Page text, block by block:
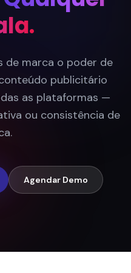
de marca o poder de
publicitário
as plataformas —
ou consistência de
Agendar Demo